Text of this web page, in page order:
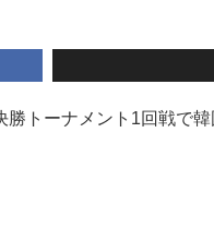
トーナメント1回戦で